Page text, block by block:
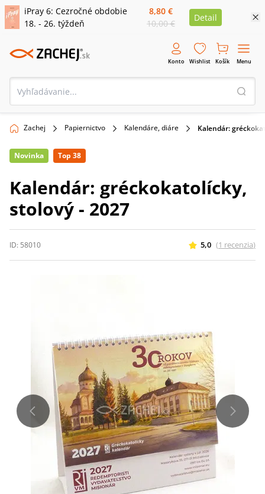
iPray 6: Cezročné obdobie
18. - 26. týždeň
8,80 €
10,00 €
Detail
Konto Wishlist Košík Menu
Zachej Papiernictvo Kalendáre, diáre Kalendár:
Novinka Top 38
Kalendár: gréckokatolícky,
stolový - 2027
ID: 58010 5,0 (1 recenzia)